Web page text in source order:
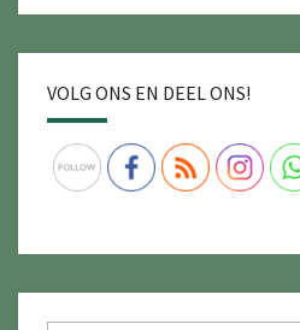
VOLG ONS EN DEEL ONS!